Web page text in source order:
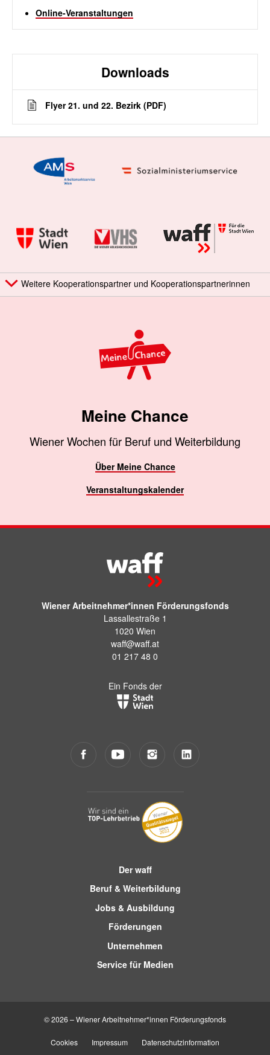
Online-Veranstaltungen
Downloads
Flyer 21. und 22. Bezirk (PDF)
Weitere Kooperationspartner und Kooperationspartnerinnen
Meine Chance
Wiener Wochen für Beruf und Weiterbildung
Über Meine Chance
Veranstaltungskalender
Wiener Arbeitnehmer*innen Förderungsfonds
Lassallestraße 1
1020 Wien
waff@waff.at
01 217 48 0
Ein Fonds der
Der waff
Beruf & Weiterbildung
Jobs & Ausbildung
Förderungen
Unternehmen
Service für Medien
© 2026 – Wiener Arbeitnehmer*innen Förderungsfonds
Cookies Impressum Datenschutzinformation